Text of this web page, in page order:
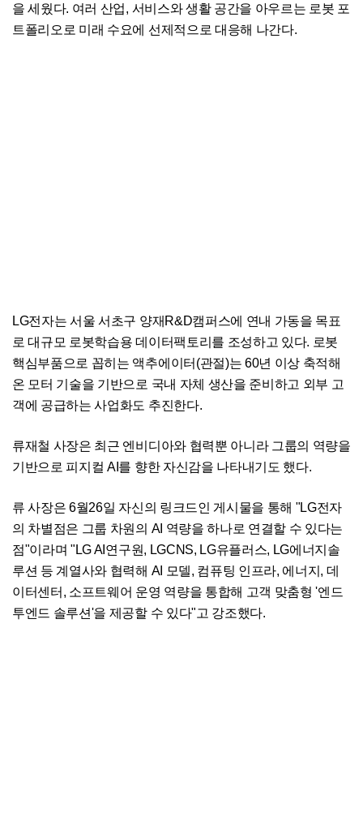
을 세웠다. 여러 산업, 서비스와 생활 공간을 아우르는 로봇 포
트폴리오로 미래 수요에 선제적으로 대응해 나간다.
LG전자는 서울 서초구 양재R&D캠퍼스에 연내 가동을 목표
로 대규모 로봇학습용 데이터팩토리를 조성하고 있다. 로봇
핵심부품으로 꼽히는 액추에이터(관절)는 60년 이상 축적해
온 모터 기술을 기반으로 국내 자체 생산을 준비하고 외부 고
객에 공급하는 사업화도 추진한다.
류재철 사장은 최근 엔비디아와 협력뿐 아니라 그룹의 역량을
기반으로 피지컬 AI를 향한 자신감을 나타내기도 했다.
류 사장은 6월26일 자신의 링크드인 게시물을 통해 "LG전자
의 차별점은 그룹 차원의 AI 역량을 하나로 연결할 수 있다는
점"이라며 "LG AI연구원, LGCNS, LG유플러스, LG에너지솔
루션 등 계열사와 협력해 AI 모델, 컴퓨팅 인프라, 에너지, 데
이터센터, 소프트웨어 운영 역량을 통합해 고객 맞춤형 '엔드
투엔드 솔루션'을 제공할 수 있다"고 강조했다.